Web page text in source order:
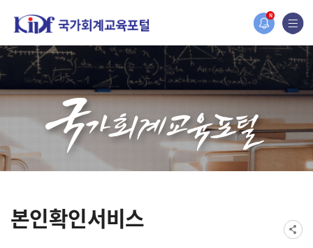
N
홈페이지가 새롭게 개편되었습니다.
한국조세재정연구원홈페이지가 새롭게 개설되었습니다.
본인확인서비스